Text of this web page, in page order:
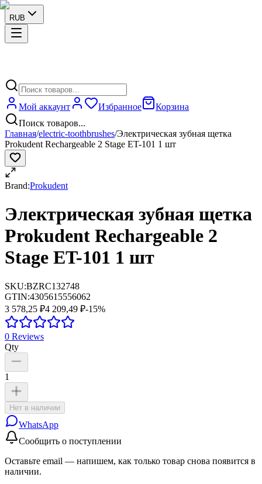
RUB
Мой аккаунт Избранное
Корзина
Поиск товаров...
Главная/electric-toothbrushes/Электрическая зубная щетка
Prokudent Rechargeable 2 Stage ET-101 1 шт
Brand:Prokudent
Электрическая зубная щетка
Prokudent Rechargeable 2
Stage ET-101 1 шт
SKU:BZRC132748
GTIN:4305615556062
3 578,25 ₽4 209,49 ₽-15%
0 Reviews
Qty
1
Нет в наличии
WhatsApp
Сообщить о поступлении
Оставьте email — напишем, как только товар снова появится в
наличии.